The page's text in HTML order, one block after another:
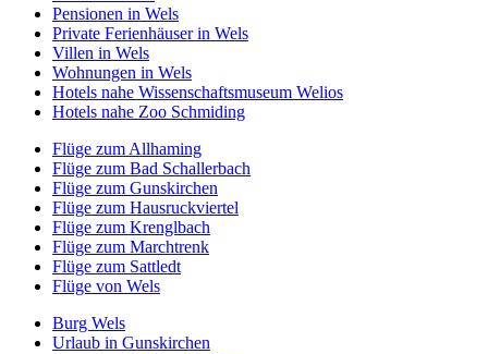
Pensionen in Wels
Private Ferienhäuser in Wels
Villen in Wels
Wohnungen in Wels
Hotels nahe Wissenschaftsmuseum Welios
Hotels nahe Zoo Schmiding
Flüge zum Allhaming
Flüge zum Bad Schallerbach
Flüge zum Gunskirchen
Flüge zum Hausruckviertel
Flüge zum Krenglbach
Flüge zum Marchtrenk
Flüge zum Sattledt
Flüge von Wels
Burg Wels
Urlaub in Gunskirchen